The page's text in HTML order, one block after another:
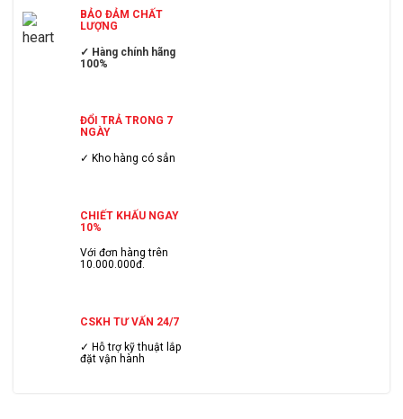
BẢO ĐẢM CHẤT
LƯỢNG
✓ Hàng chính hãng
100%
ĐỔI TRẢ TRONG 7
NGÀY
✓ Kho hàng có sẳn
CHIẾT KHẤU NGAY
10%
Với đơn hàng trên
10.000.000đ.
CSKH TƯ VẤN 24/7
✓ Hỗ trợ kỹ thuật lắp
đặt vận hành